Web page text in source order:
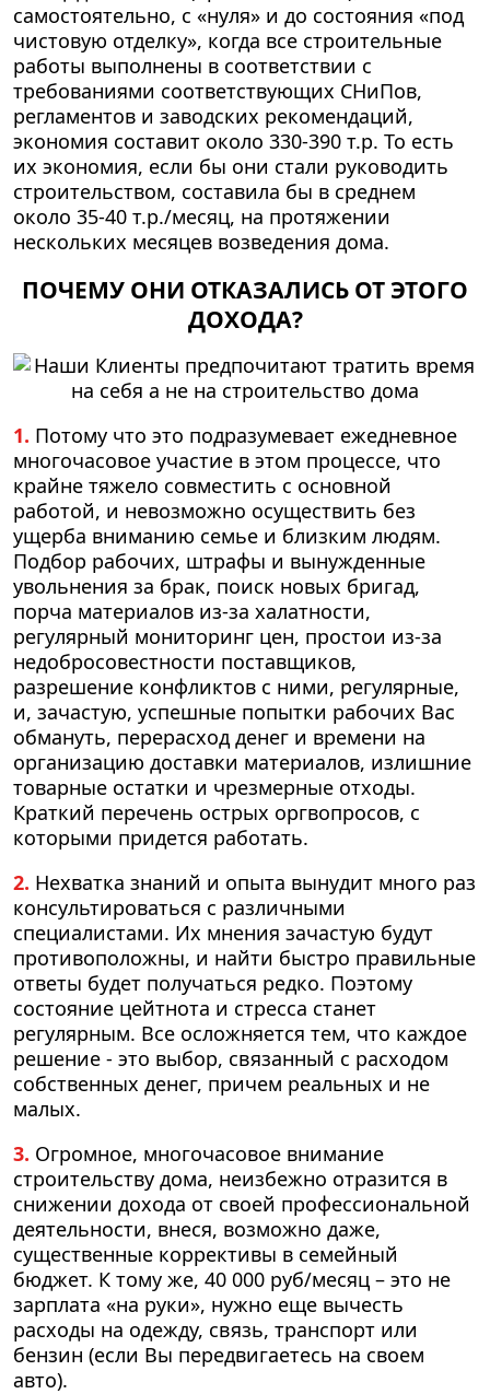
самостоятельно, с «нуля» и до состояния «под
чистовую отделку», когда все строительные
работы выполнены в соответствии с
требованиями соответствующих СНиПов,
регламентов и заводских рекомендаций,
экономия составит около 330-390 т.р. То есть
их экономия, если бы они стали руководить
строительством, составила бы в среднем
около 35-40 т.р./месяц, на протяжении
нескольких месяцев возведения дома.
ПОЧЕМУ ОНИ ОТКАЗАЛИСЬ ОТ ЭТОГО
ДОХОДА?
1. Потому что это подразумевает ежедневное
многочасовое участие в этом процессе, что
крайне тяжело совместить с основной
работой, и невозможно осуществить без
ущерба вниманию семье и близким людям.
Подбор рабочих, штрафы и вынужденные
увольнения за брак, поиск новых бригад,
порча материалов из-за халатности,
регулярный мониторинг цен, простои из-за
недобросовестности поставщиков,
разрешение конфликтов с ними, регулярные,
и, зачастую, успешные попытки рабочих Вас
обмануть, перерасход денег и времени на
организацию доставки материалов, излишние
товарные остатки и чрезмерные отходы.
Краткий перечень острых оргвопросов, с
которыми придется работать.
2. Нехватка знаний и опыта вынудит много раз
консультироваться с различными
специалистами. Их мнения зачастую будут
противоположны, и найти быстро правильные
ответы будет получаться редко. Поэтому
состояние цейтнота и стресса станет
регулярным. Все осложняется тем, что каждое
решение - это выбор, связанный с расходом
собственных денег, причем реальных и не
малых.
3. Огромное, многочасовое внимание
строительству дома, неизбежно отразится в
снижении дохода от своей профессиональной
деятельности, внеся, возможно даже,
существенные коррективы в семейный
бюджет. К тому же, 40 000 руб/месяц – это не
зарплата «на руки», нужно еще вычесть
расходы на одежду, связь, транспорт или
бензин (если Вы передвигаетесь на своем
авто).